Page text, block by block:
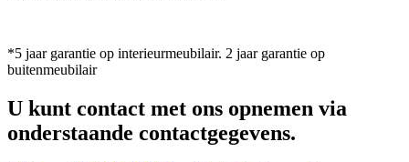
*5 jaar garantie op interieurmeubilair. 2 jaar garantie op
buitenmeubilair
U kunt contact met ons opnemen via
onderstaande contactgegevens.